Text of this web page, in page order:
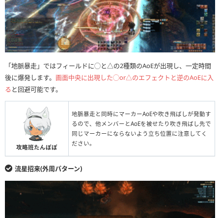
「地脈暴走」ではフィールドに◯と△の2種類のAoEが出現し、一定時間
後に爆発します。 画面中央に出現した◯or△のエフェクトと逆のAoEに入
る と回避可能です。
攻略班たんぽぽ
地脈暴走と同時にマーカーAoEや吹き飛ばしが発動す
るので、他メンバーとAoEを被せたり吹き飛ばし先で
同じマーカーにならないよう立ち位置に注意してく
ださい。
流星招来(外周パターン)